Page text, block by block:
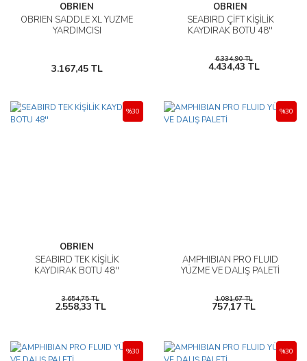
OBRIEN
OBRIEN SADDLE XL YÜZME
YARDIMCISI
3.167,45 TL
OBRIEN
SEABIRD ÇİFT KİŞİLİK
KAYDIRAK BOTU 48''
6.334,90 TL
4.434,43 TL
OBRIEN
SEABIRD TEK KİŞİLİK
KAYDIRAK BOTU 48''
%30
3.654,75 TL
2.558,33 TL
AMPHIBIAN PRO FLUID
YÜZME VE DALIŞ PALETİ
%30
1.081,67 TL
757,17 TL
%30 %30